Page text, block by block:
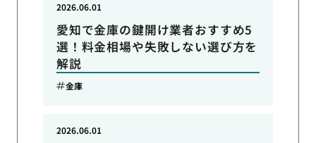
愛知で金庫の鍵開け業者おすすめ5
選！料金相場や失敗しない選び方を
解説
2026.06.01
金庫
2026.06.01